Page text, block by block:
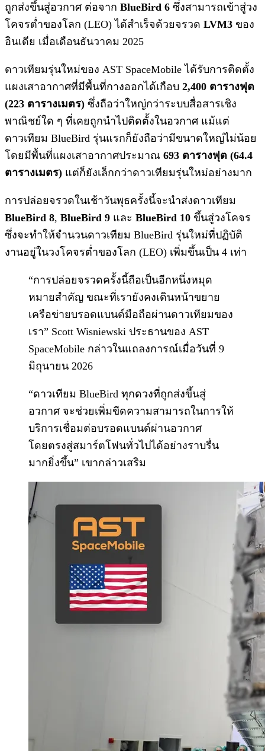
ถูกส่งขึ้นสู่อวกาศ ต่อจาก BlueBird 6 ซึ่งสามารถเข้าสู่วง
โคจรต่ำของโลก (LEO) ได้สำเร็จด้วยจรวด LVM3 ของ
อินเดีย เมื่อเดือนธันวาคม 2025
ดาวเทียมรุ่นใหม่ของ AST SpaceMobile ได้รับการติดตั้ง
แผงเสาอากาศที่มีพื้นที่กางออกได้เกือบ 2,400 ตารางฟุต
(223 ตารางเมตร) ซึ่งถือว่าใหญ่กว่าระบบสื่อสารเชิง
พาณิชย์ใด ๆ ที่เคยถูกนำไปติดตั้งในอวกาศ แม้แต่
ดาวเทียม BlueBird รุ่นแรกก็ยังถือว่ามีขนาดใหญ่ไม่น้อย
โดยมีพื้นที่แผงเสาอากาศประมาณ 693 ตารางฟุต (64.4
ตารางเมตร) แต่ก็ยังเล็กกว่าดาวเทียมรุ่นใหม่อย่างมาก
การปล่อยจรวดในเช้าวันพุธครั้งนี้จะนำส่งดาวเทียม
BlueBird 8, BlueBird 9 และ BlueBird 10 ขึ้นสู่วงโคจร
ซึ่งจะทำให้จำนวนดาวเทียม BlueBird รุ่นใหม่ที่ปฏิบัติ
งานอยู่ในวงโคจรต่ำของโลก (LEO) เพิ่มขึ้นเป็น 4 เท่า
“การปล่อยจรวดครั้งนี้ถือเป็นอีกหนึ่งหมุด
หมายสำคัญ ขณะที่เรายังคงเดินหน้าขยาย
เครือข่ายบรอดแบนด์มือถือผ่านดาวเทียมของ
เรา” Scott Wisniewski ประธานของ AST
SpaceMobile กล่าวในแถลงการณ์เมื่อวันที่ 9
มิถุนายน 2026
“ดาวเทียม BlueBird ทุกดวงที่ถูกส่งขึ้นสู่
อวกาศ จะช่วยเพิ่มขีดความสามารถในการให้
บริการเชื่อมต่อบรอดแบนด์ผ่านอวกาศ
โดยตรงสู่สมาร์ตโฟนทั่วไปได้อย่างราบรื่น
มากยิ่งขึ้น” เขากล่าวเสริม